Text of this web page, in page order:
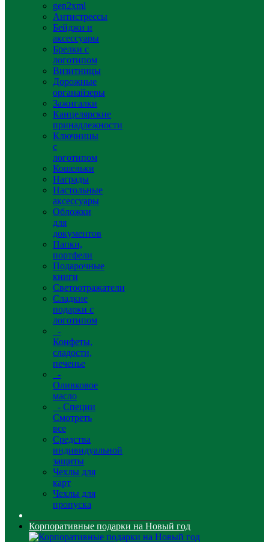
gen2xml
Антистрессы
Бейджи и
аксессуары
Брелки с
логотипом
Визитницы
Дорожные
органайзеры
Зажигалки
Канцелярские
принадлежности
Ключницы
с
логотипом
Кошельки
Награды
Настольные
аксессуары
Обложки
для
документов
Папки,
портфели
Подарочные
книги
Светоотражатели
Сладкие
подарки с
логотипом
-
Конфеты,
сладости,
печенье
-
Оливковое
масло
- Специи
Смотреть
все
Средства
индивидуальной
защиты
Чехлы для
карт
Чехлы для
пропуска
Корпоративные подарки на Новый год